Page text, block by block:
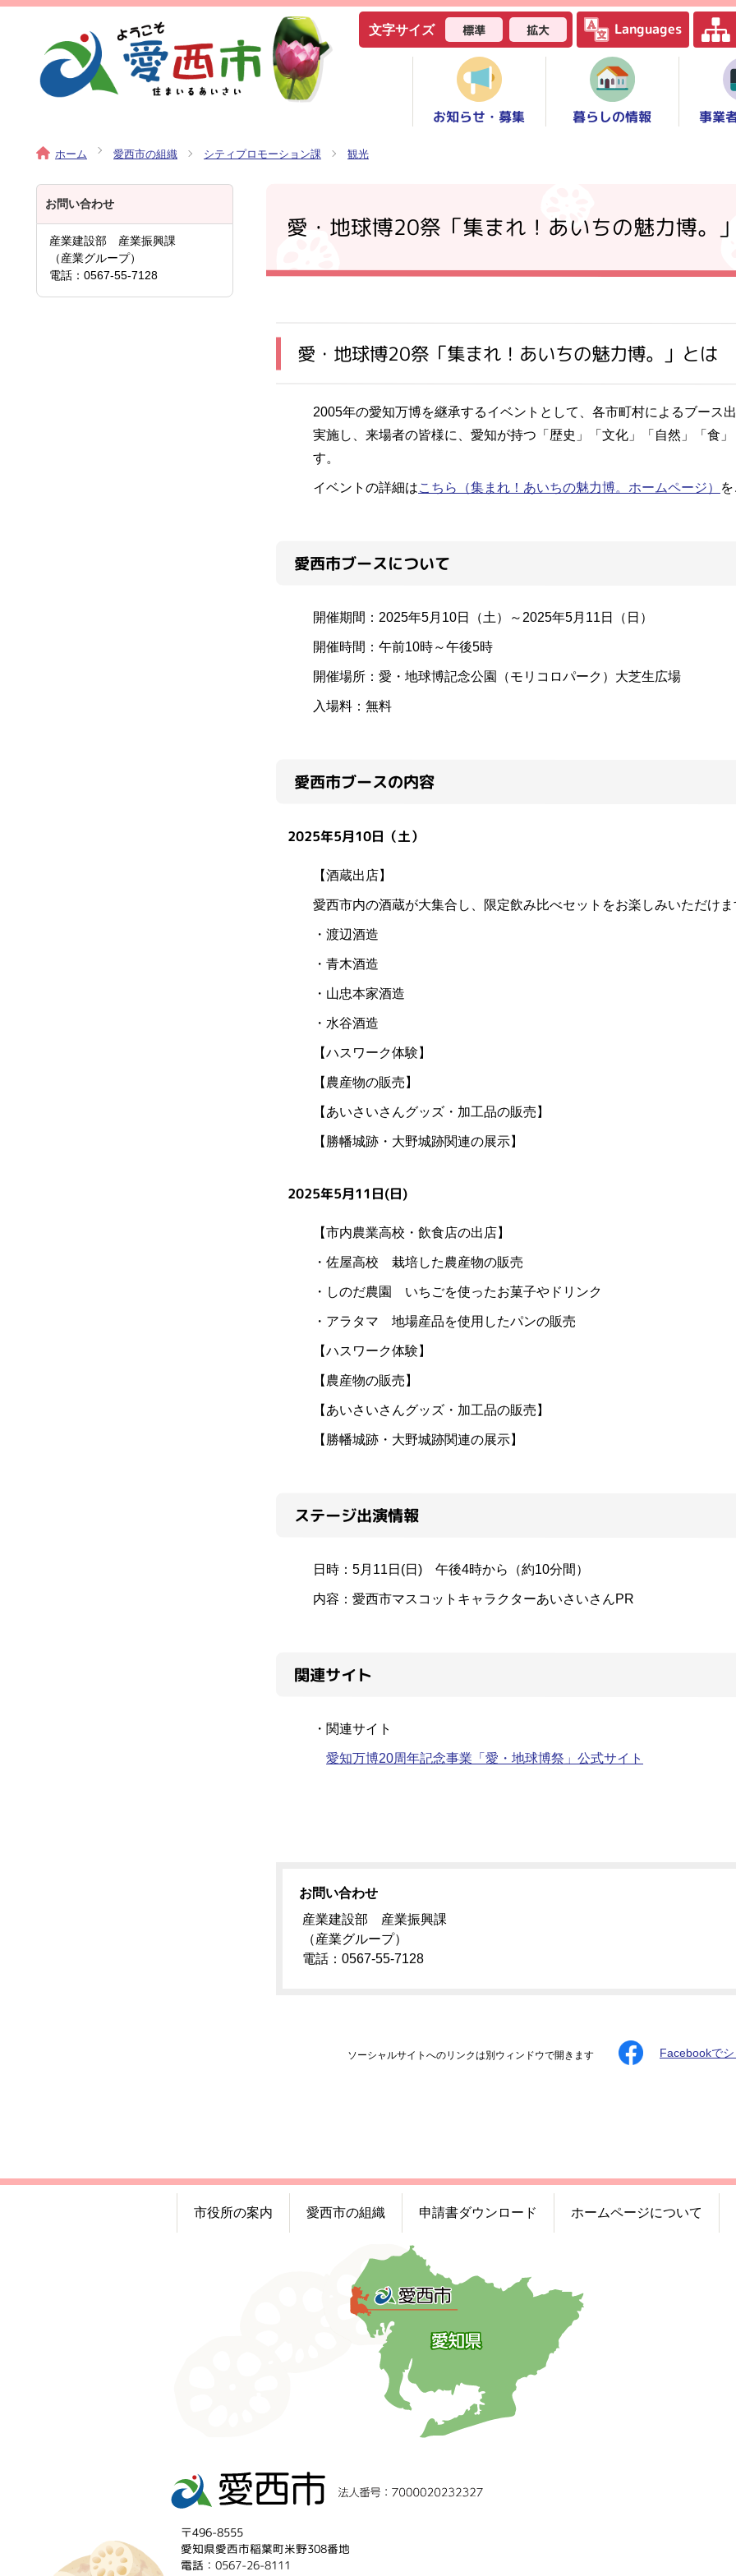
文字サイズ 標準 拡大 Languages
お知らせ・募集 暮らしの情報 事業
ホーム 愛西市の組織 シティプロモーション課 観光
愛・地球博20祭「集まれ！あいちの魅力博。
愛・地球博20祭「集まれ！あいちの魅力博。」とは
2005年の愛知万博を継承するイベントとして、各市町村によるブース
実施し、来場者の皆様に、愛知が持つ「歴史」「文化」「自然」「食
す。
イベントの詳細はこちら（集まれ！あいちの魅力博。ホームページ）
愛西市ブースについて
開催期間：2025年5月10日（土）～2025年5月11日（日）
開催時間：午前10時～午後5時
開催場所：愛・地球博記念公園（モリコロパーク）大芝生広場
入場料：無料
愛西市ブースの内容
2025年5月10日（土）
【酒蔵出店】
愛西市内の酒蔵が大集合し、限定飲み比べセットをお楽しみいただけ
・渡辺酒造
・青木酒造
・山忠本家酒造
・水谷酒造
【ハスワーク体験】
【農産物の販売】
【あいさいさんグッズ・加工品の販売】
【勝幡城跡・大野城跡関連の展示】
2025年5月11日(日)
【市内農業高校・飲食店の出店】
・佐屋高校 栽培した農産物の販売
・しのだ農園 いちごを使ったお菓子やドリンク
・アラタマ 地場産品を使用したパンの販売
【ハスワーク体験】
【農産物の販売】
【あいさいさんグッズ・加工品の販売】
【勝幡城跡・大野城跡関連の展示】
ステージ出演情報
日時：5月11日(日) 午後4時から（約10分間）
内容：愛西市マスコットキャラクターあいさいさんPR
関連サイト
・関連サイト
愛知万博20周年記念事業「愛・地球博祭」公式サイト
お問い合わせ
産業建設部 産業振興課
（産業グループ）
電話：0567-55‐7128
お問い合わせ
産業建設部 産業振興課
（産業グループ）
電話：0567-55‐7128
ソーシャルサイトへのリンクは別ウィンドウで開きます Facebookで
市役所の案内 愛西市の組織 申請書ダウンロード ホームページについて
〒496-8555
愛知県愛西市稲葉町米野308番地
電話：0567-26-8111